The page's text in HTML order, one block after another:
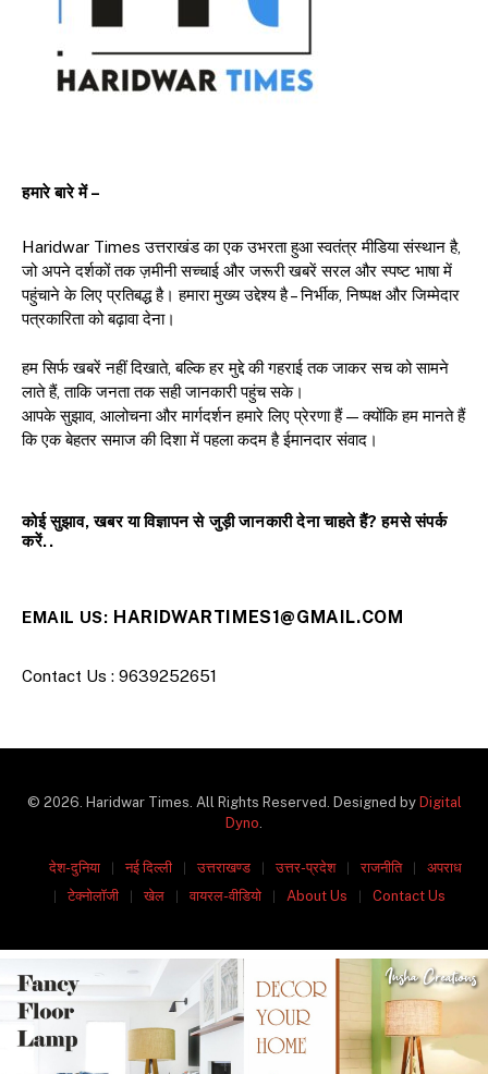
हमारे बारे में –
Haridwar Times उत्तराखंड का एक उभरता हुआ स्वतंत्र मीडिया संस्थान है,
जो अपने दर्शकों तक ज़मीनी सच्चाई और जरूरी खबरें सरल और स्पष्ट भाषा में
पहुंचाने के लिए प्रतिबद्ध है। हमारा मुख्य उद्देश्य है – निर्भीक, निष्पक्ष और जिम्मेदार
पत्रकारिता को बढ़ावा देना।
हम सिर्फ खबरें नहीं दिखाते, बल्कि हर मुद्दे की गहराई तक जाकर सच को सामने
लाते हैं, ताकि जनता तक सही जानकारी पहुंच सके।
आपके सुझाव, आलोचना और मार्गदर्शन हमारे लिए प्रेरणा हैं — क्योंकि हम मानते हैं
कि एक बेहतर समाज की दिशा में पहला कदम है ईमानदार संवाद।
कोई सुझाव, खबर या विज्ञापन से जुड़ी जानकारी देना चाहते हैं? हमसे संपर्क
करें..
EMAIL US: HARIDWARTIMES1@GMAIL.COM
Contact Us : 9639252651
© 2026. Haridwar Times. All Rights Reserved. Designed by Digital
Dyno
देश-दुनिया नई दिल्ली उत्तराखण्ड उत्तर-प्रदेश राजनीति
अपराध
टेक्नोलॉजी
खेल वायरल-वीडियो About Us Contact Us